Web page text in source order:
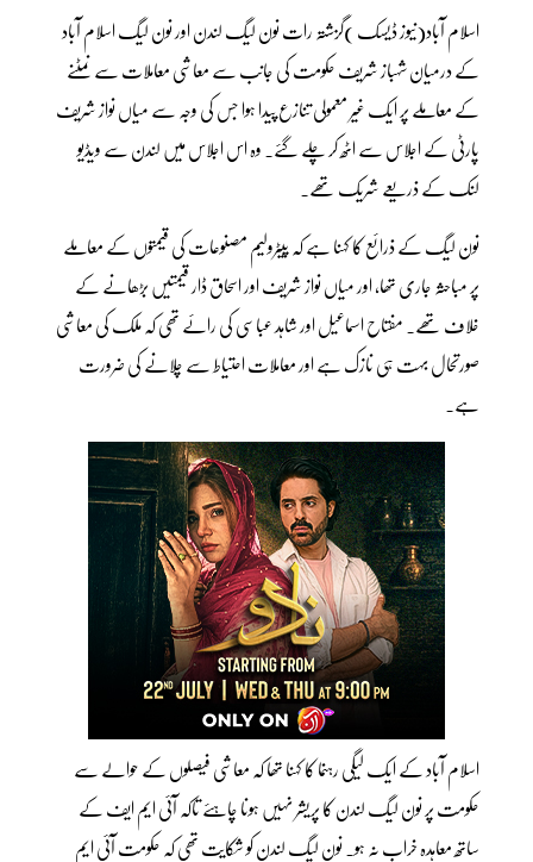
اسلام آباد(نیوز ڈیسک )گزشتہ رات نون لیگ لندن اور نون لیگ اسلام آباد
کے درمیان شہباز شریف حکومت کی جانب سے معاشی معاملات سے نمٹنے
کے معاملے پر ایک غیر معمولی تنازع پیدا ہوا جس کی وجہ سے میاں نواز شریف
پارٹی کے اجلاس سے اٹھ کر چلے گئے۔ وہ اس اجلاس میں لندن سے ویڈیو
لنک کے ذریعے شریک تھے۔
نون لیگ کے ذرائع کا کہنا ہے کہ پیٹرولیم مصنوعات کی قیمتوں کے معاملے
پر مباحثہ جاری تھا، اور میاں نواز شریف اور اسحاق ڈار قیمتیں بڑھانے کے
خلاف تھے۔ مفتاح اسماعیل اور شاہد عباسی کی رائے تھی کہ ملک کی معاشی
صورتحال بہت ہی نازک ہے اور معاملات احتیاط سے چلانے کی ضرورت
ہے۔
اسلام آباد کے ایک لیگی رہنما کا کہنا تھا کہ معاشی فیصلوں کے حوالے سے
حکومت پر نون لیگ لندن کا پریشر نہیں ہونا چاہئے تاکہ آئی ایم ایف کے
ساتھ معاہدہ خراب نہ ہو۔ نون لیگ لندن کو شکایت تھی کہ حکومت آئی ایم